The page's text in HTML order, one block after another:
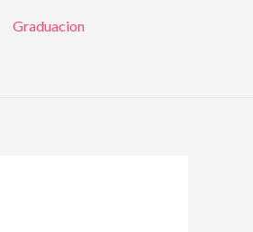
Graduacion